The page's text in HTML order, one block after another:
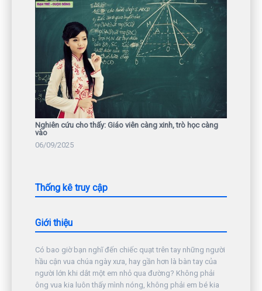
Nghiên cứu cho thấy: Giáo viên càng xinh, trò học càng
vào
06/09/2025
Thống kê truy cập
Giới thiệu
Có bao giờ bạn nghĩ đến chiếc quạt trên tay những người
hầu cận vua chúa ngày xưa, hay gần hơn là bàn tay của
người lớn khi dắt một em nhỏ qua đường? Không phải
ông vua kia luôn thấy mình nóng, không phải em bé kia